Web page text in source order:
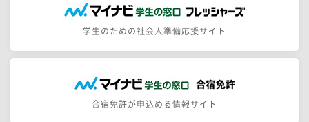
学生のための社会人準備応援サイト
合宿免許が申込める情報サイト